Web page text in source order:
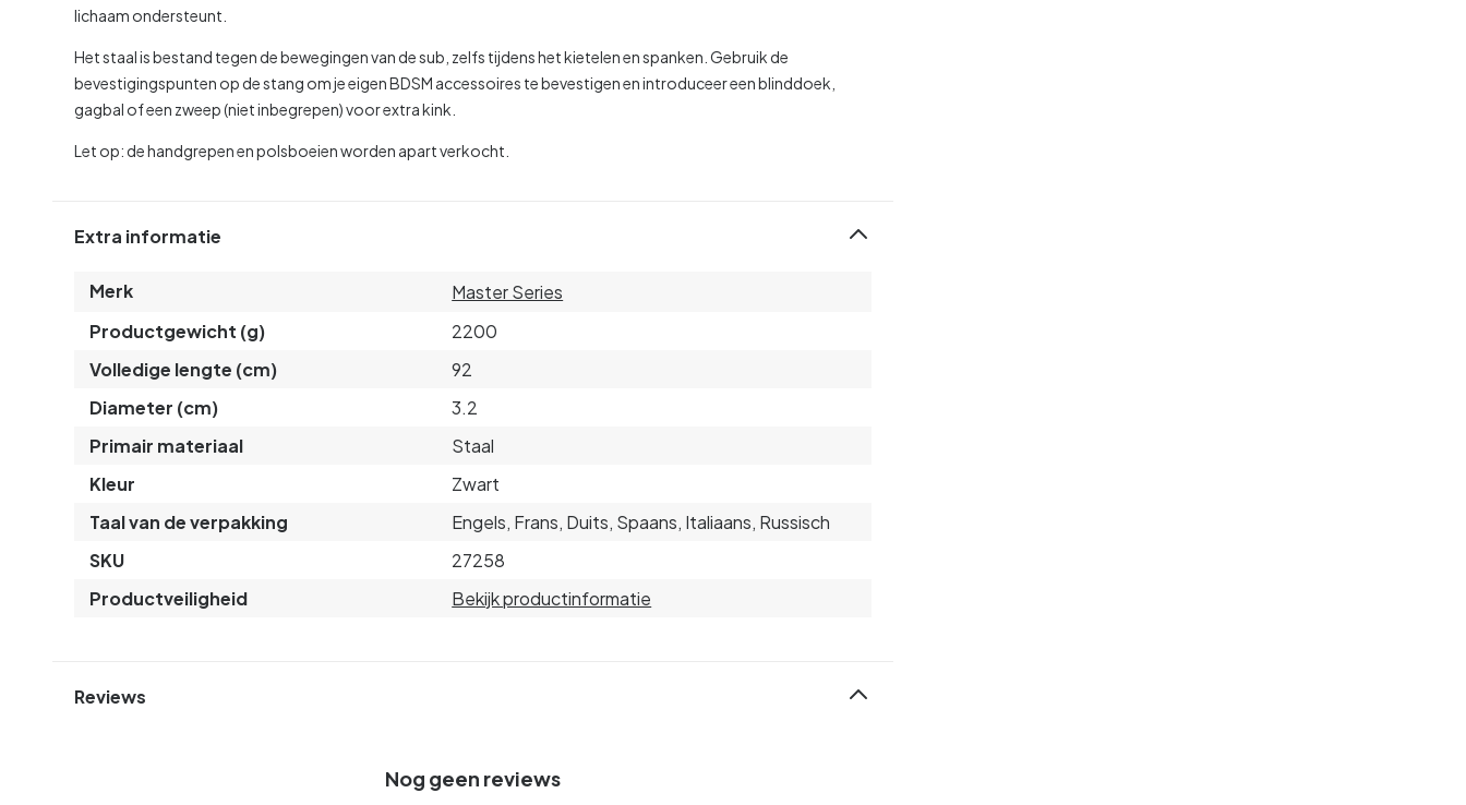
lichaam ondersteunt.
Het staal is bestand tegen de bewegingen van de sub, zelfs tijdens het kietelen en spanken. Gebruik de
bevestigingspunten op de stang om je eigen BDSM accessoires te bevestigen en introduceer een blinddoek,
gagbal of een zweep (niet inbegrepen) voor extra kink.
Let op: de handgrepen en polsboeien worden apart verkocht.
Extra informatie
Merk
Master Series
Productgewicht (g)
2200
Volledige lengte (cm)
92
Diameter (cm)
3.2
Primair materiaal
Staal
Kleur
Zwart
Taal van de verpakking
Engels, Frans, Duits, Spaans, Italiaans, Russisch
SKU
27258
Productveiligheid
Bekijk productinformatie
Reviews
Nog geen reviews